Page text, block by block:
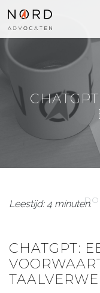
Leestijd: 4 minuten.
CHATGPT: